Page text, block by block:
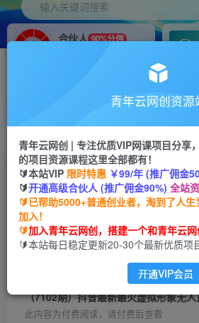
输入关键词搜索
合伙人 90%分佣
搭建同款网站，自己当老板
首页 创业课程 会员专属 正文
（7102期）抖音最新最火虚拟形
玩法砸礼物教程（视频开播教
青年云网创
2年前发布
此内容为付费阅读，请付费后查看
青年云网创资源
青年云网创 | 专注优质VIP网课项目分享
的项目资源课程这里全部都有！
🔰本站VIP 限时特惠 ￥99/年 (推广佣金
🔰开通高级合伙人 (推广佣金90%) 全站
🔰已帮助5000+普通创业者，淘到了人
加入！
🔰加入青年云网创，搭建一个和青年云
🔰本站每日稳定更新20-30个最新优质项
开通VIP会员